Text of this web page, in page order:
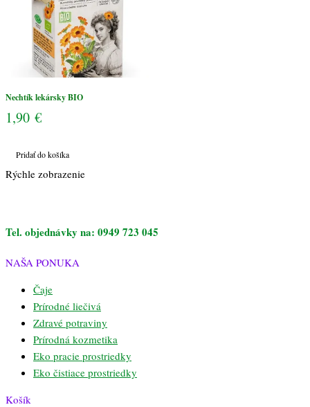
Nechtík lekársky BIO
1,90 €
Pridať do košíka
Rýchle zobrazenie
Tel. objednávky na: 0949 723 045
NAŠA PONUKA
Čaje
Prírodné liečivá
Zdravé potraviny
Prírodná kozmetika
Eko pracie prostriedky
Eko čistiace prostriedky
Košík